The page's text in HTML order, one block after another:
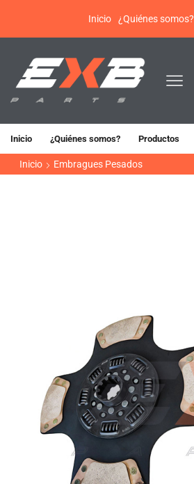
Inicio ¿Quiénes somos?
Inicio ¿Quiénes somos? Productos
Inicio Embragues Pesados